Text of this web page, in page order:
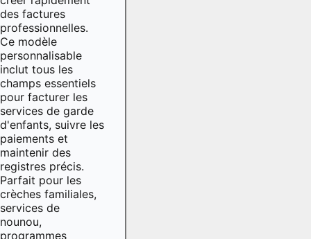
des factures
professionnelles.
Ce modèle
personnalisable
inclut tous les
champs essentiels
pour facturer les
services de garde
d'enfants, suivre les
paiements et
maintenir des
registres précis.
Parfait pour les
crèches familiales,
services de
nounou,
programmes